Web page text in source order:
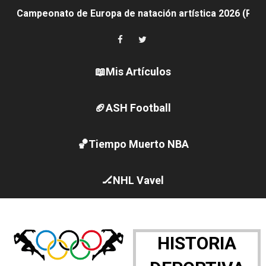
Canadian Elite Basketball League 2026 - Playoffs
Campeonato de Europa de high diving 2026 (París,
Grandes éxitos por fin para Chelsea Green, Chad
📖Mis Artículos
🏈ASH Football
🏀Tiempo Muerto NBA
🏒NHL Vavel
HISTORIA